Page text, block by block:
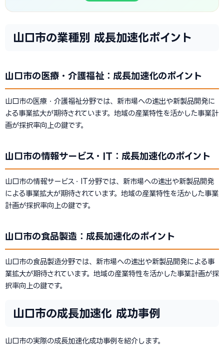
山口市の業種別 成長加速化ポイント
山口市の医療・介護福祉：成長加速化のポイント
山口市の医療・介護福祉分野では、新市場への進出や新製品開発に
よる事業拡大が期待されています。地域の産業特性を活かした事業計
画が採択率向上の鍵です。
山口市の情報サービス・IT：成長加速化のポイント
山口市の情報サービス・IT分野では、新市場への進出や新製品開発
による事業拡大が期待されています。地域の産業特性を活かした事業
計画が採択率向上の鍵です。
山口市の食品製造：成長加速化のポイント
山口市の食品製造分野では、新市場への進出や新製品開発による事
業拡大が期待されています。地域の産業特性を活かした事業計画が採
択率向上の鍵です。
山口市の成長加速化 成功事例
山口市の実際の成長加速化成功事例を紹介します。